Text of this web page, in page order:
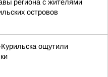
региона с жителями
островов
ощутили